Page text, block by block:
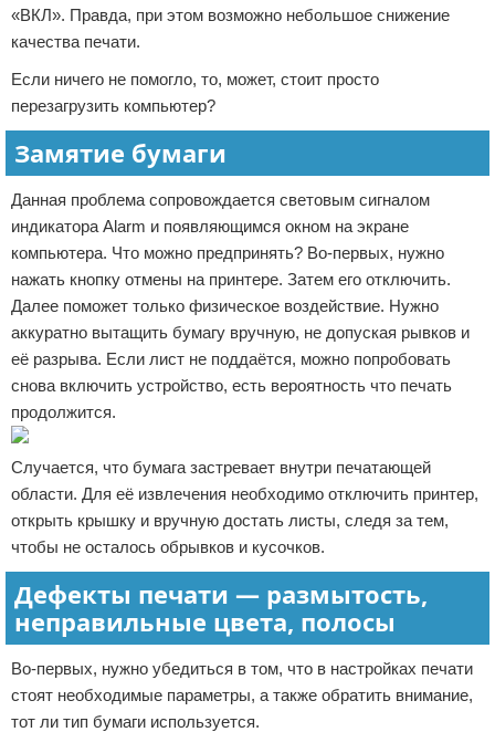
«ВКЛ». Правда, при этом возможно небольшое снижение
качества печати.
Если ничего не помогло, то, может, стоит просто
перезагрузить компьютер?
Замятие бумаги
Данная проблема сопровождается световым сигналом
индикатора Alarm и появляющимся окном на экране
компьютера. Что можно предпринять? Во-первых, нужно
нажать кнопку отмены на принтере. Затем его отключить.
Далее поможет только физическое воздействие. Нужно
аккуратно вытащить бумагу вручную, не допуская рывков и
её разрыва. Если лист не поддаётся, можно попробовать
снова включить устройство, есть вероятность что печать
продолжится.
Случается, что бумага застревает внутри печатающей
области. Для её извлечения необходимо отключить принтер,
открыть крышку и вручную достать листы, следя за тем,
чтобы не осталось обрывков и кусочков.
Дефекты печати — размытость,
неправильные цвета, полосы
Во-первых, нужно убедиться в том, что в настройках печати
стоят необходимые параметры, а также обратить внимание,
тот ли тип бумаги используется.